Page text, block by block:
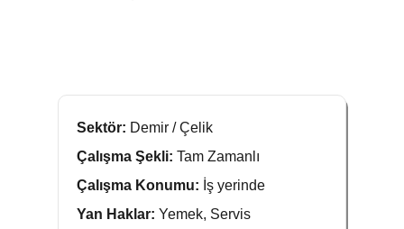
Sektör: Demir / Çelik
Çalışma Şekli: Tam Zamanlı
Çalışma Konumu: İş yerinde
Yan Haklar: Yemek, Servis